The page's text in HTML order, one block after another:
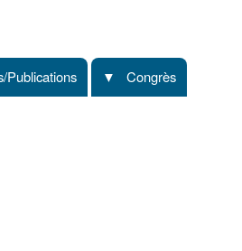
Publications Congrès